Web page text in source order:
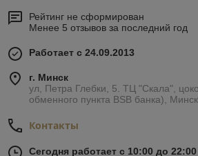
Рейтинг не сформирован
Менее 5 отзывов за последний год
Работает с 24.09.2013
г. Минск
ул, Петра Глебки, 5. ТЦ "Скала",
обменного пункта BSB банка),
Контакты
Сегодня работает с 10:00 до 22:00